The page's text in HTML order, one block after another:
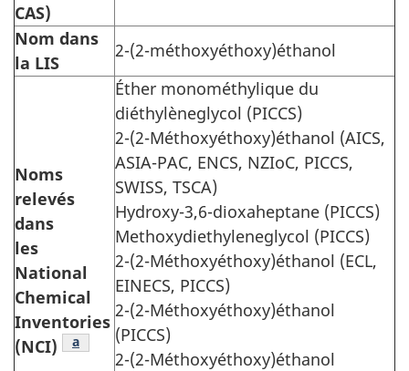
CAS)
Nom dans
la LIS
2-(2-méthoxyéthoxy)éthanol
Noms
relevés
dans
les
National
Chemical
Inventories
(NCI)
Note de bas de tableau
a
Éther monométhylique du
diéthylèneglycol (PICCS)
2-(2-Méthoxyéthoxy)éthanol (AICS,
ASIA-PAC, ENCS, NZIoC, PICCS,
SWISS, TSCA)
Hydroxy-3,6-dioxaheptane (PICCS)
Methoxydiethyleneglycol (PICCS)
2-(2-Méthoxyéthoxy)éthanol (ECL,
EINECS, PICCS)
2-(2-Méthoxyéthoxy)éthanol
(PICCS)
2-(2-Méthoxyéthoxy)éthanol